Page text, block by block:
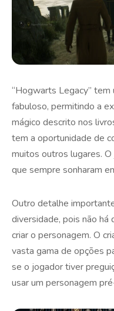
“Hogwarts Legacy”
fabuloso, permitindo a
mágico descrito nos
tem a oportunidade de
muitos outros lugares.
que sempre sonharam
Outro detalhe
diversidade, pois não há
criar o personagem. O
vasta gama de opções
se o jogador tiver
usar um personagem